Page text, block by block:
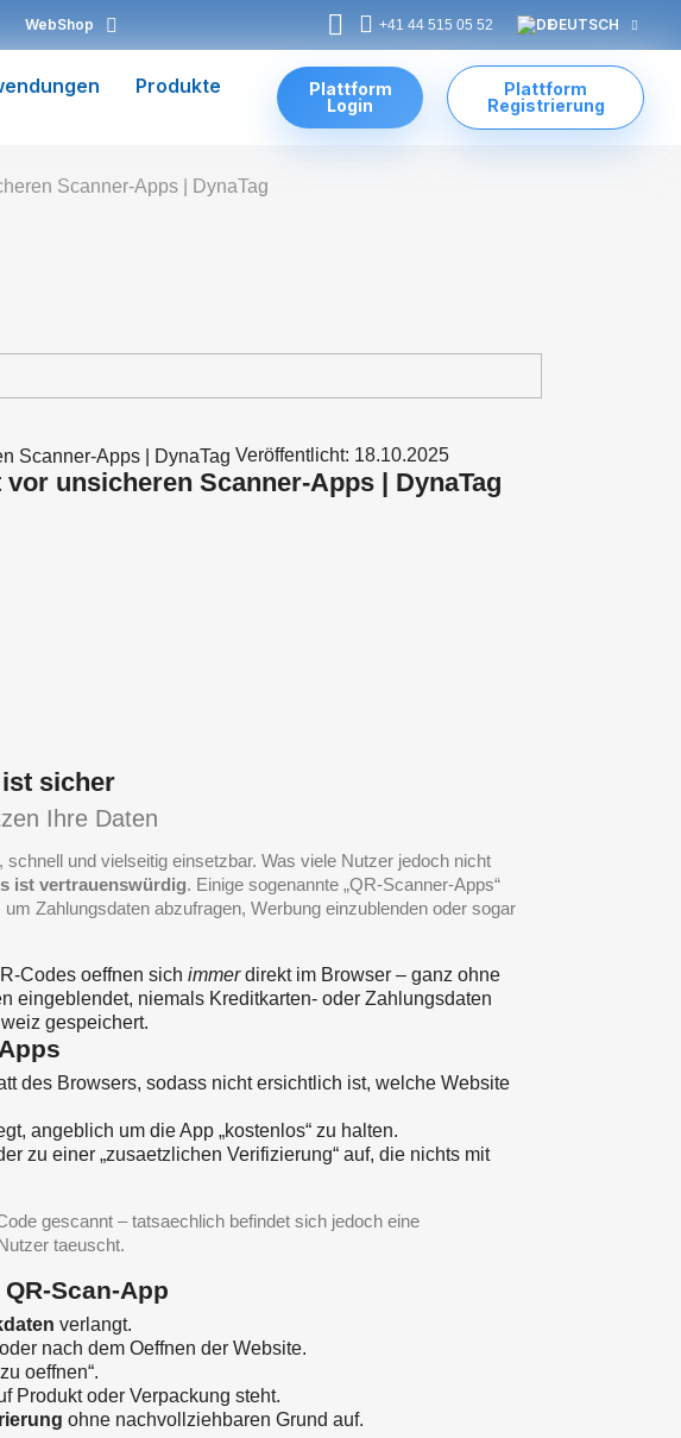
WebShop +41 44 515 05 52 DEUTSCH
Produkte
Plattform
Login
Plattform
Registrierung
Scanner-Apps | DynaTag
Veröffentlicht: 18.10.2025
unsicheren Scanner-Apps | DynaTag
sicher
Ihre Daten
und vielseitig einsetzbar. Was viele Nutzer jedoch nicht
ist vertrauenswürdig. Einige sogenannte „QR-Scanner-Apps“
Zahlungsdaten abzufragen, Werbung einzublenden oder sogar
Codes oeffnen sich immerdirekt im Browser – ganz ohne
eingeblendet, niemals Kreditkarten- oder Zahlungsdaten
gespeichert.
des Browsers, sodass nicht ersichtlich ist, welche Website
angeblich um die App „kostenlos“ zu halten.
zu einer „zusaetzlichen Verifizierung“ auf, die nichts mit
gescannt – tatsaechlich befindet sich jedoch eine
taeuscht.
Scan-App
verlangt.
nach dem Oeffnen der Website.
oeffnen“.
Produkt oder Verpackung steht.
ohne nachvollziehbaren Grund auf.